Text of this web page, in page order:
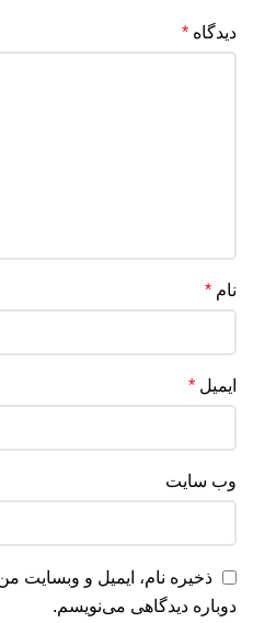
دیدگاه *
نام *
ایمیل *
وب‌ سایت
ذخیره نام، ایمیل و وبسایت
دوباره دیدگاهی می‌نویسم.